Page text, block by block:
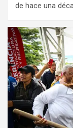
de hace una